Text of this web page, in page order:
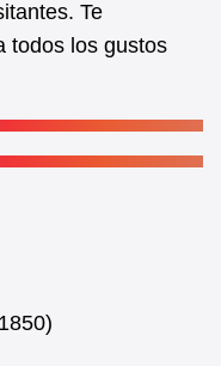
Te
todos los gustos